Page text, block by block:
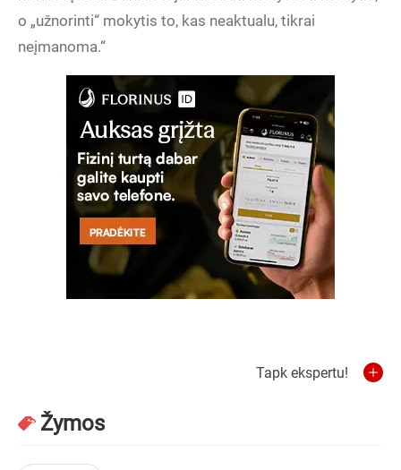
o „užnorinti“ mokytis to, kas neaktualu, tikrai
neįmanoma.“
Tapk ekspertu!
Žymos